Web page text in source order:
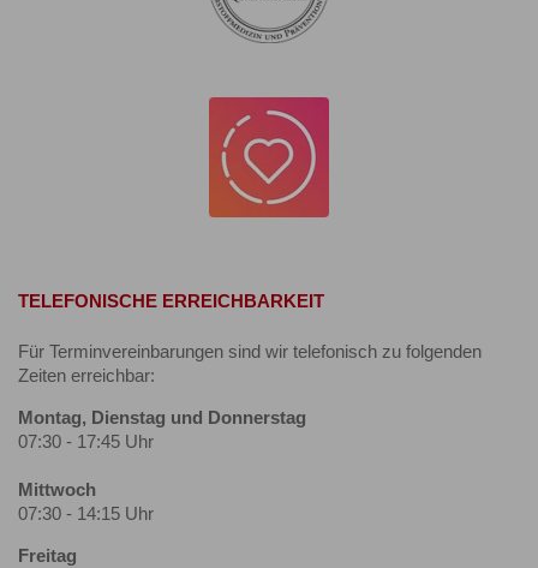
TELEFONISCHE ERREICHBARKEIT
Für Terminvereinbarungen sind wir telefonisch zu folgenden
Zeiten erreichbar:
Montag, Dienstag und Donnerstag
07:30 - 17:45 Uhr
Mittwoch
07:30 - 14:15 Uhr
Freitag